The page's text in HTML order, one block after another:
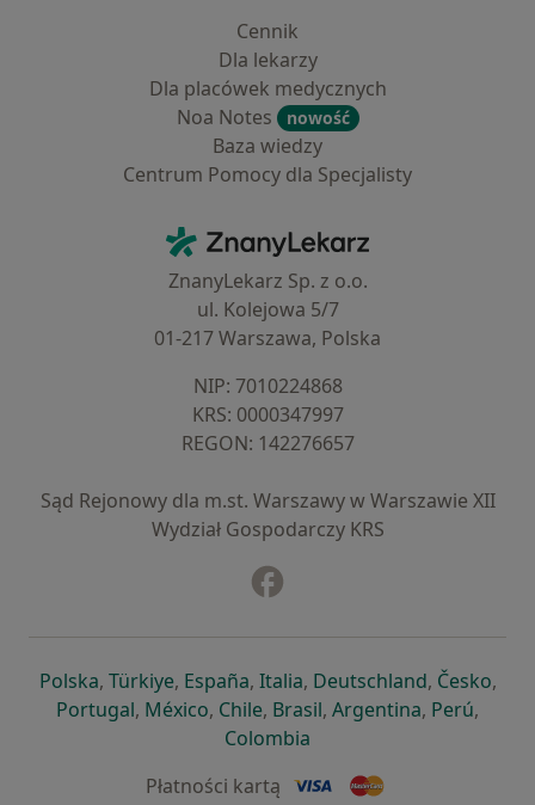
Cennik
Dla lekarzy
Dla placówek medycznych
Noa Notes
nowość
Baza wiedzy
Centrum Pomocy dla Specjalisty
ZnanyLekarz - Strona główna
ZnanyLekarz Sp. z o.o.
ul. Kolejowa 5/7
01-217 Warszawa, Polska
NIP: ⁠7010224868
KRS: ⁠0000347997
REGON: ⁠142276657
Sąd Rejonowy dla m.st. Warszawy w Warszawie XII
Wydział Gospodarczy KRS
Polskaotwiera się w nowej karcie
, Türkiyeotwiera się w nowej karcie
, Españaotwiera się w nowej karcie
, Italiaotwiera się w nowej
, Deutschlandotwiera się
, Česko,
Portugalotwiera się w nowej karcie
, Méxicootwiera się w nowej karcie
, Chileotwiera się w nowej karcie
, Brasilotwiera się w nowej
, Argentinaotwiera się
, Perú,
Colombia
Płatności kartą